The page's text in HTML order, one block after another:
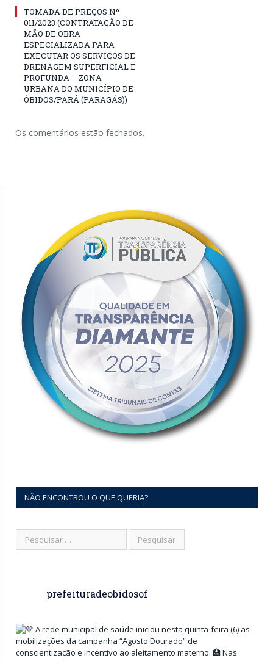
TOMADA DE PREÇOS Nº
011/2023 (CONTRATAÇÃO DE
MÃO DE OBRA
ESPECIALIZADA PARA
EXECUTAR OS SERVIÇOS DE
DRENAGEM SUPERFICIAL E
PROFUNDA – ZONA
URBANA DO MUNICÍPIO DE
ÓBIDOS/PARÁ (PARAGÁS))
Os comentários estão fechados.
NÃO ENCONTROU O QUE QUERIA?
prefeituradeobidosof